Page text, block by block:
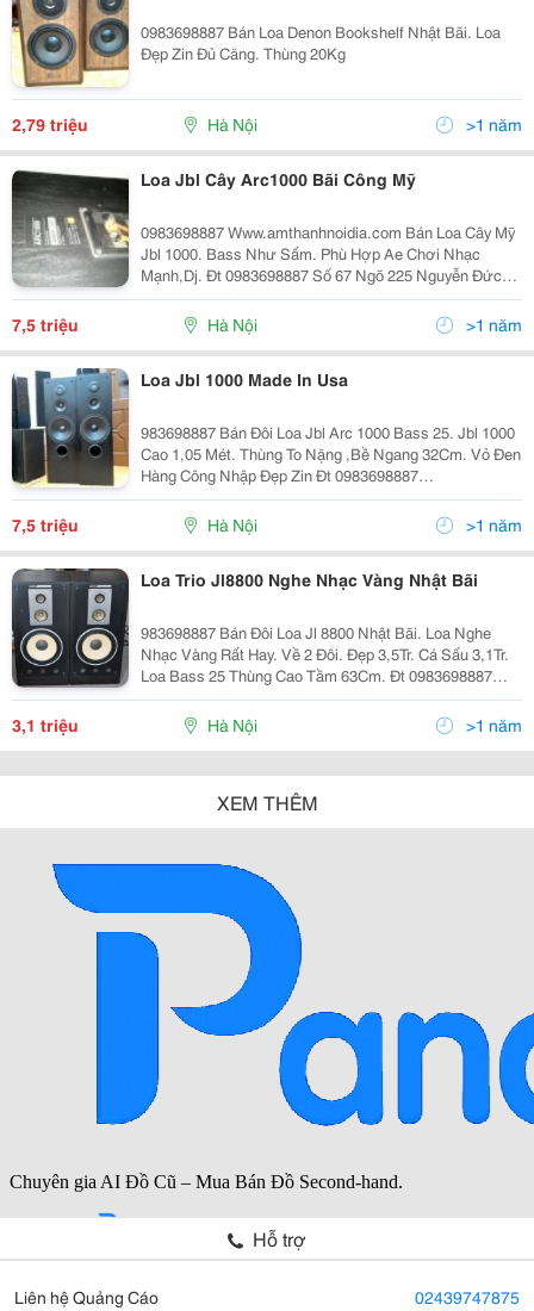
0983698887 Bán Loa Denon Bookshelf Nhật Bãi. Loa
Đẹp Zin Đủ Căng. Thùng 20Kg
2,79 triệu Hà Nội >1 năm
Loa Jbl Cây Arc1000 Bãi Công Mỹ
0983698887 Www.amthanhnoidia.com Bán Loa Cây Mỹ
Jbl 1000. Bass Như Sấm. Phù Hợp Ae Chơi Nhạc
Mạnh,Dj. Đt 0983698887 Số 67 Ngõ 225 Nguyễn Đức
Cảnh,Hoàng Mai,Hn.
7,5 triệu Hà Nội >1 năm
Loa Jbl 1000 Made In Usa
983698887 Bán Đôi Loa Jbl Arc 1000 Bass 25. Jbl 1000
Cao 1,05 Mét. Thùng To Nặng ,Bề Ngang 32Cm. Vỏ Đen
Hàng Công Nhập Đẹp Zin Đt 0983698887
Www.amthanhnoidia.com Số 67 Ngõ 225 Nguyễn Đức
Cảnh,Hoàng Mai,Hn.
7,5 triệu Hà Nội >1 năm
Loa Trio Jl8800 Nghe Nhạc Vàng Nhật Bãi
983698887 Bán Đôi Loa Jl 8800 Nhật Bãi. Loa Nghe
Nhạc Vàng Rất Hay. Về 2 Đôi. Đẹp 3,5Tr. Cá Sấu 3,1Tr.
Loa Bass 25 Thùng Cao Tầm 63Cm. Đt 0983698887
Www.amthanhnoidia.com Số 67 Ngõ 225 Nguyễn Đức
Cảnh,Hoàng Mai,Hn.
3,1 triệu Hà Nội >1 năm
XEM THÊM
Hỗ trợ
Liên hệ Quảng Cáo 02439747875